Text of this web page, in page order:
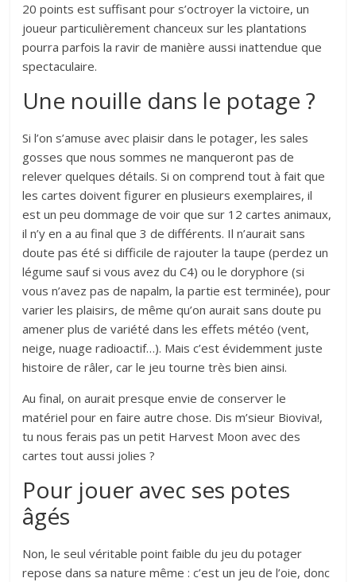
20 points est suffisant pour s’octroyer la victoire, un
joueur particulièrement chanceux sur les plantations
pourra parfois la ravir de manière aussi inattendue que
spectaculaire.
Une nouille dans le potage ?
Si l’on s’amuse avec plaisir dans le potager, les sales
gosses que nous sommes ne manqueront pas de
relever quelques détails. Si on comprend tout à fait que
les cartes doivent figurer en plusieurs exemplaires, il
est un peu dommage de voir que sur 12 cartes animaux,
il n’y en a au final que 3 de différents. Il n’aurait sans
doute pas été si difficile de rajouter la taupe (perdez un
légume sauf si vous avez du C4) ou le doryphore (si
vous n’avez pas de napalm, la partie est terminée), pour
varier les plaisirs, de même qu’on aurait sans doute pu
amener plus de variété dans les effets météo (vent,
neige, nuage radioactif…). Mais c’est évidemment juste
histoire de râler, car le jeu tourne très bien ainsi.
Au final, on aurait presque envie de conserver le
matériel pour en faire autre chose. Dis m’sieur Bioviva!,
tu nous ferais pas un petit Harvest Moon avec des
cartes tout aussi jolies ?
Pour jouer avec ses potes
âgés
Non, le seul véritable point faible du jeu du potager
repose dans sa nature même : c’est un jeu de l’oie, donc